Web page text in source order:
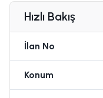
Hızlı Bakış
İlan No
Konum